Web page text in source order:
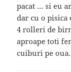
pacat … si eu
dar cu o pisica
4 rolleri de
aproape toti
cuiburi pe oua.